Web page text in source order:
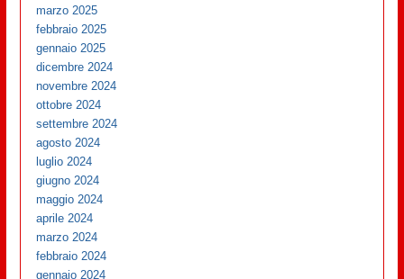
marzo 2025
febbraio 2025
gennaio 2025
dicembre 2024
novembre 2024
ottobre 2024
settembre 2024
agosto 2024
luglio 2024
giugno 2024
maggio 2024
aprile 2024
marzo 2024
febbraio 2024
gennaio 2024